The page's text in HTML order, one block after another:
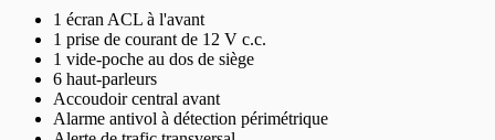
1 écran ACL à l'avant
1 prise de courant de 12 V c.c.
1 vide-poche au dos de siège
6 haut-parleurs
Accoudoir central avant
Alarme antivol à détection périmétrique